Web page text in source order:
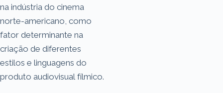
na indústria do cinema
norte-americano, como
fator determinante na
criação de diferentes
estilos e linguagens do
produto audiovisual fílmico.